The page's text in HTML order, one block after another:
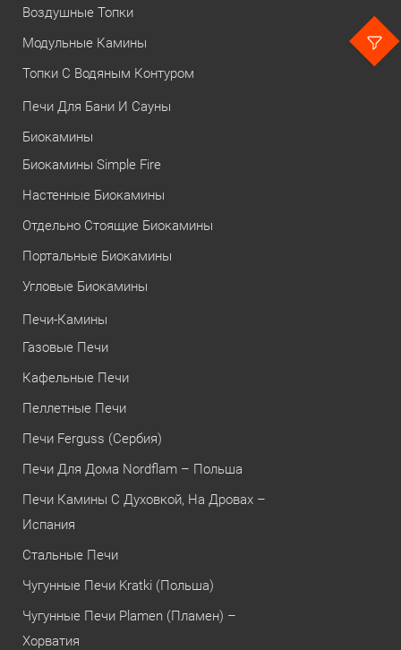
Воздушные Топки
Модульные Камины
Топки С Водяным Контуром
Печи Для Бани И Сауны
Биокамины
Биокамины Simple Fire
Настенные Биокамины
Отдельно Стоящие Биокамины
Портальные Биокамины
Угловые Биокамины
Печи-Камины
Газовые Печи
Кафельные Печи
Пеллетные Печи
Печи Ferguss (Сербия)
Печи Для Дома Nordflam – Польша
Печи Камины С Духовкой, На Дровах –
Испания
Стальные Печи
Чугунные Печи Kratki (Польша)
Чугунные Печи Plamen (Пламен) –
Хорватия